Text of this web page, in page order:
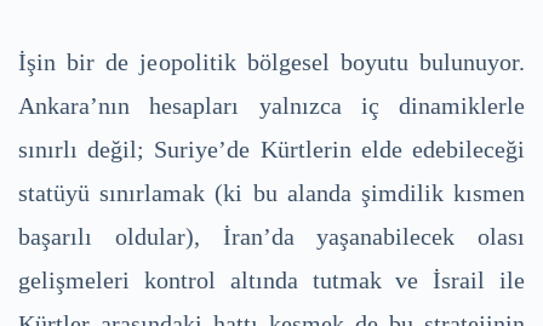
İşin bir de jeopolitik bölgesel boyutu bulunuyor.
Ankara’nın hesapları yalnızca iç dinamiklerle
sınırlı değil; Suriye’de Kürtlerin elde edebileceği
statüyü sınırlamak (ki bu alanda şimdilik kısmen
başarılı oldular), İran’da yaşanabilecek olası
gelişmeleri kontrol altında tutmak ve İsrail ile